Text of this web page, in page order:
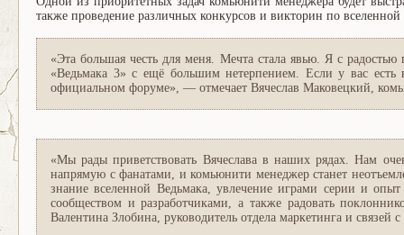
также проведение различных конкурсов и викторин по вселенной
«Эта большая честь для меня. Мечта стала явью. Я с
«Ведьмака 3» с ещё большим нетерпением. Если у вас
официальном форуме», — отмечает Вячеслав Маковецкий,
«Мы рады приветствовать Вячеслава в наших рядах. Нам
напрямую с фанатами, и комьюнити менеджер станет
знание вселенной Ведьмака, увлечение играми серии и
сообществом и разработчиками, а также радовать
Валентина Злобина, руководитель отдела маркетинга и